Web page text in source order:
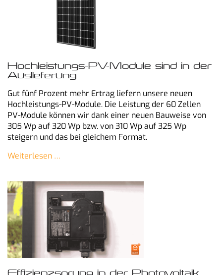
Hochleistungs-PV-Module sind in der
Auslieferung
Gut fünf Prozent mehr Ertrag liefern unsere neuen
Hochleistungs-PV-Module. Die Leistung der 60 Zellen
PV-Module können wir dank einer neuen Bauweise von
305 Wp auf 320 Wp bzw. von 310 Wp auf 325 Wp
steigern und das bei gleichem Format.
Weiterlesen …
Effizienzsprung in der Photovoltaik